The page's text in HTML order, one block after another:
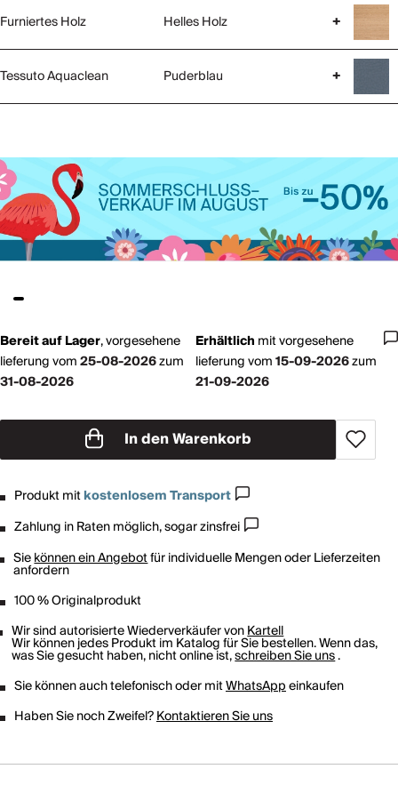
Furniertes Holz Helles Holz +
Tessuto Aquaclean Puderblau +
Bereit auf Lager,vorgesehene
lieferung vom25-08-2026zum
31-08-2026
Erhältlich mitvorgesehene
lieferung vom15-09-2026zum
21-09-2026
In den Warenkorb
Produkt mitkostenlosem Transport
Zahlung in Raten möglich, sogar zinsfrei
Siekönnen ein Angebotfür individuelle Mengen oder Lieferzeiten
anfordern
100 % Originalprodukt
Wir sind autorisierte Wiederverkäufer vonKartell
Wir können jedes Produkt im Katalog für Sie bestellen. Wenn das,
was Sie gesucht haben, nicht online ist,schreiben Sie uns.
Sie können auch telefonisch oder mitWhatsAppeinkaufen
Haben Sie noch Zweifel?Kontaktieren Sie uns